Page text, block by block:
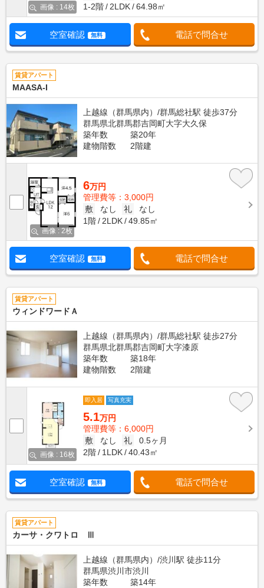
画像 : 14枚
1-2階
2LDK 64.98㎡
空室確認 無料 電話で問合せ
賃貸アパート
MAASA-I
上越線（群馬県内）/群馬総社駅 徒歩37分
群馬県北群馬郡吉岡町大字大久保
築年数
築20年
建物階数
2階建
画像 : 2枚
6万円
管理費等：3,000円
敷
なし 礼
なし
1階
2LDK 49.85㎡
空室確認 無料 電話で問合せ
賃貸アパート
ウィンドワードＡ
上越線（群馬県内）/群馬総社駅 徒歩27分
群馬県北群馬郡吉岡町大字漆原
築年数
築18年
建物階数
2階建
画像 : 16枚
即入居 写真充実
5.1万円
管理費等：6,000円
敷
なし 礼
0.5ヶ月
2階
1LDK 40.43㎡
空室確認 無料 電話で問合せ
賃貸アパート
カーサ・クワトロ Ⅲ
上越線（群馬県内）/渋川駅 徒歩11分
群馬県渋川市渋川
築年数
築14年